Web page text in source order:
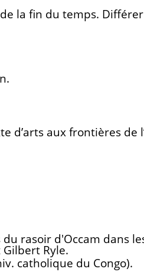
la fin du temps.
d’arts aux frontières de
rasoir d'Occam dans
Ryle.
catholique du Congo).